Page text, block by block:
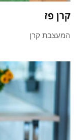
קרן פז
המעצבת קרן